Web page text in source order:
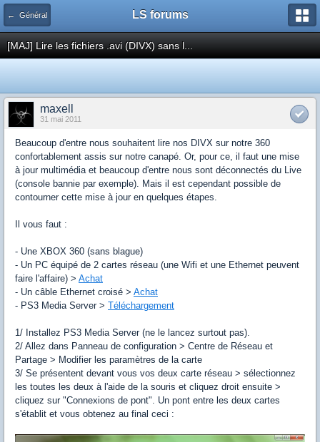
← Général LS forums
[MAJ] Lire les fichiers .avi (DIVX) sans l...
maxell
31 mai 2011
Beaucoup d'entre nous souhaitent lire nos DIVX sur notre 360
confortablement assis sur notre canapé. Or, pour ce, il faut une mise
à jour multimédia et beaucoup d'entre nous sont déconnectés du Live
(console bannie par exemple). Mais il est cependant possible de
contourner cette mise à jour en quelques étapes.
Il vous faut :
- Une XBOX 360 (sans blague)
- Un PC équipé de 2 cartes réseau (une Wifi et une Ethernet peuvent
faire l'affaire) > Achat
- Un câble Ethernet croisé > Achat
- PS3 Media Server > Téléchargement
1/ Installez PS3 Media Server (ne le lancez surtout pas).
2/ Allez dans Panneau de configuration > Centre de Réseau et
Partage > Modifier les paramètres de la carte
3/ Se présentent devant vous vos deux carte réseau > sélectionnez
les toutes les deux à l'aide de la souris et cliquez droit ensuite >
cliquez sur "Connexions de pont". Un pont entre les deux cartes
s'établit et vous obtenez au final ceci :